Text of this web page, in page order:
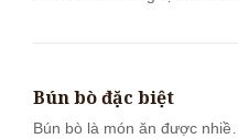
Bún bò đặc biệt
Bún bò là món ăn được nhiều